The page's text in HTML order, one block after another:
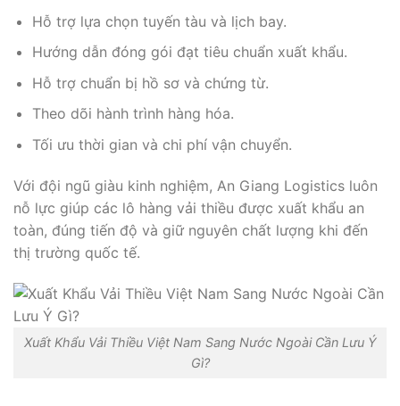
Hỗ trợ lựa chọn tuyến tàu và lịch bay.
Hướng dẫn đóng gói đạt tiêu chuẩn xuất khẩu.
Hỗ trợ chuẩn bị hồ sơ và chứng từ.
Theo dõi hành trình hàng hóa.
Tối ưu thời gian và chi phí vận chuyển.
Với đội ngũ giàu kinh nghiệm, An Giang Logistics luôn
nỗ lực giúp các lô hàng vải thiều được xuất khẩu an
toàn, đúng tiến độ và giữ nguyên chất lượng khi đến
thị trường quốc tế.
Xuất Khẩu Vải Thiều Việt Nam Sang Nước Ngoài Cần Lưu Ý
Gì?